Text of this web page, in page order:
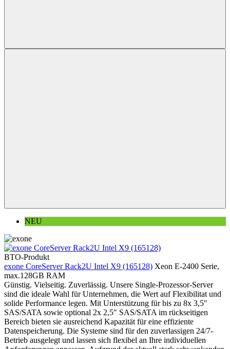
NEU
BTO-Produkt
exone CoreServer Rack2U Intel X9 (165128) Xeon E-2400 Serie,
max.128GB RAM
Günstig. Vielseitig. Zuverlässig. Unsere Single-Prozessor-Server
sind die ideale Wahl für Unternehmen, die Wert auf Flexibilitat und
solide Performance legen. Mit Unterstützung für bis zu 8x 3,5″
SAS/SATA sowie optional 2x 2,5″ SAS/SATA im rückseitigen
Bereich bieten sie ausreichend Kapazität für eine effiziente
Datenspeicherung. Die Systeme sind für den zuverlassigen 24/7-
Betrieb ausgelegt und lassen sich flexibel an Ihre individuellen